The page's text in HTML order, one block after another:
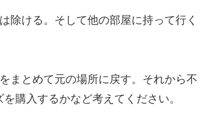
除ける。そして他の部屋に持って行く
まとめて元の場所に戻す。それから不
購入するかなど考えてください。